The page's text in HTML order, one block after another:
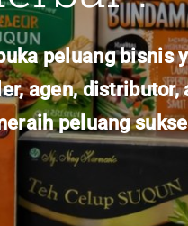
peluang bisnis
agen, distributor,
peluang